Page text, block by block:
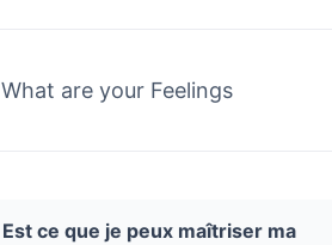
What are your Feelings
Est ce que je peux maîtriser ma